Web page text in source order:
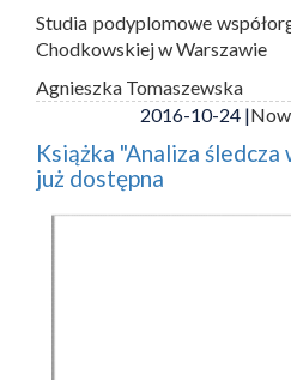
Studia podyplomowe
Chodkowskiej w Warszawie
Agnieszka Tomaszewska
2016-10-24 |
Książka "Analiza
już dostępna